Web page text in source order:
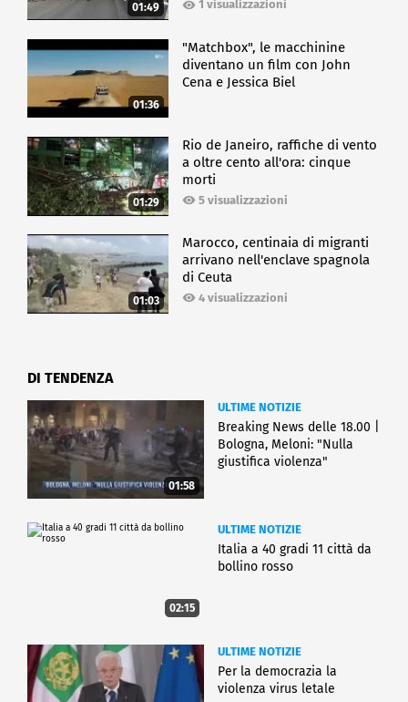
01:49 1 visualizzazioni
01:36
"Matchbox", le macchinine
diventano un film con John
Cena e Jessica Biel
01:29
Rio de Janeiro, raffiche di vento
a oltre cento all'ora: cinque
morti
5 visualizzazioni
01:03
Marocco, centinaia di migranti
arrivano nell'enclave spagnola
di Ceuta
4 visualizzazioni
DI TENDENZA
01:58
ULTIME NOTIZIE
Breaking News delle 18.00 |
Bologna, Meloni: "Nulla
giustifica violenza"
02:15
ULTIME NOTIZIE
Italia a 40 gradi 11 città da
bollino rosso
ULTIME NOTIZIE
Per la democrazia la
violenza virus letale